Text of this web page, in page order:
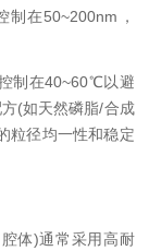
在50~200nm，
制在40~60℃以避
(如天然磷脂/合成
粒径均一性和稳定
体)通常采用高耐